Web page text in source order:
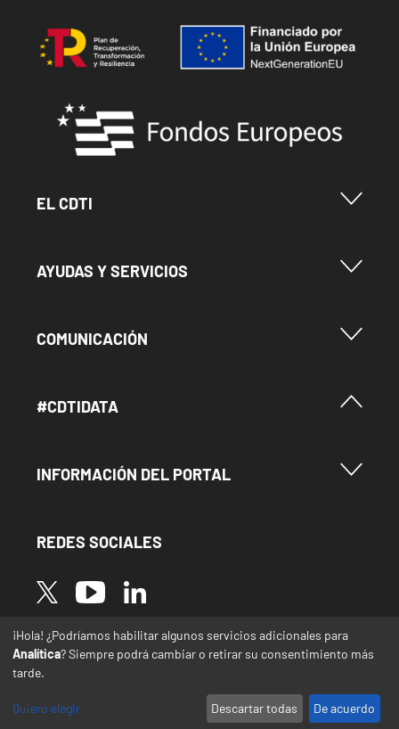
Image
Image
Menu Footer Cdti
EL CDTI
Menu Footer Ayudas y Servicios
AYUDAS Y SERVICIOS
Menu Footer Comunicación
COMUNICACIÓN
Menú Footer #Cdtidata
#CDTIDATA
Menu Footer Información del Portal
INFORMACIÓN DEL PORTAL
REDES SOCIALES
Image Image Image
* Las traducciones de este sitio web desde el
español a otras lenguas se realizan de forma
automática y pueden contener errores o
¡Hola! ¿Podríamos habilitar algunos servicios adicionales para
Analítica? Siempre podrá cambiar o retirar su consentimiento más
tarde.
Quiero elegir Descartar todas De acuerdo